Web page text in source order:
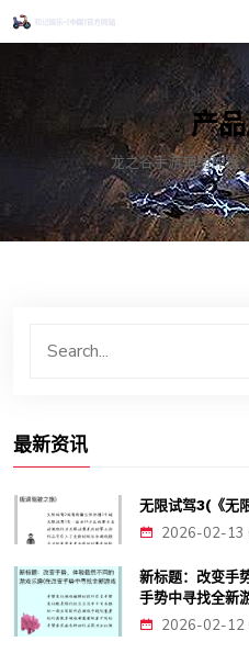
产
龙之谷手游辅助神器
最新资讯
无限试驾3(《无
2026-02-13
新标题：改变手
手势中寻找全新
2026-02-12